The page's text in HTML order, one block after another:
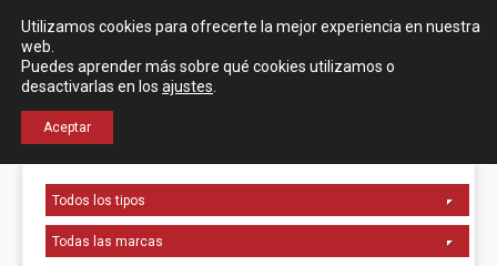
Localización Español English
Utilizamos cookies para ofrecerte la mejor experiencia en nuestra
web.
Puedes aprender más sobre qué cookies utilizamos o
desactivarlas en los ajustes
Aceptar